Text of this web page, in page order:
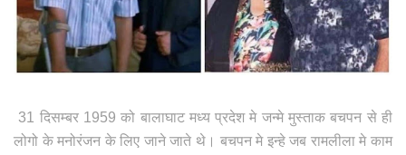
31 दिसम्बर 1959 को बालाघाट मध्य प्रदेश मे जन्मे मुस्ताक बचपन से ही
लोगो के मनोरंजन के लिए जाने जाते थे। बचपन मे इन्हे जब रामलीला मे काम